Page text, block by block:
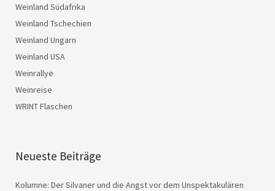
Weinland Südafrika
Weinland Tschechien
Weinland Ungarn
Weinland USA
Weinrallye
Weinreise
WRINT Flaschen
Neueste Beiträge
Kolumne: Der Silvaner und die Angst vor dem Unspektakulären